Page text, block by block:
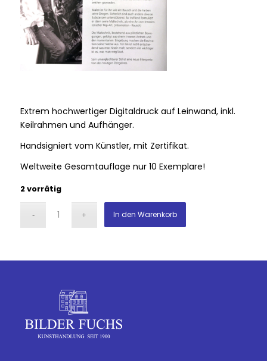
Extrem hochwertiger Digitaldruck auf Leinwand, inkl.
Keilrahmen und Aufhänger.
Handsigniert vom Künstler, mit Zertifikat.
Weltweite Gesamtauflage nur 10 Exemplare!
2 vorrätig
In den Warenkorb